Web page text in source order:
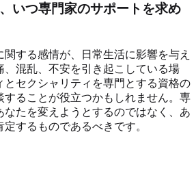
いつ専門家のサポートを求め
関する感情が、日常生活に影響を与え
、混乱、不安を引き起こしている場
とセクシャリティを専門とする資格の
することが役立つかもしれません。専
なたを変えようとするのではなく、あ
するものであるべきです。